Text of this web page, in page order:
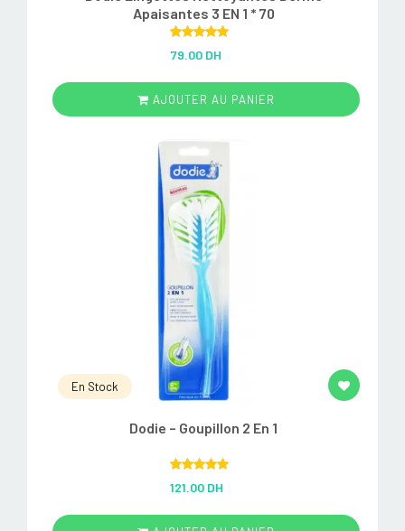
Apaisantes 3 EN 1 * 70
out of 5
79.00 DH
AJOUTER AU PANIER
En Stock
Dodie – Goupillon 2 En 1
out of 5
121.00 DH